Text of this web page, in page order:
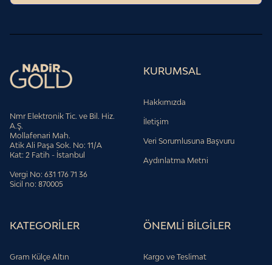
Nmr Elektronik Tic. ve Bil. Hiz.
A.Ş.
Mollafenari Mah.
Atik Ali Paşa Sok. No: 11/A
Kat: 2 Fatih - İstanbul
Vergi No: 631 176 71 36
Sicil no: 870005
KURUMSAL
Hakkımızda
İletişim
Veri Sorumlusuna Başvuru
Aydınlatma Metni
KATEGORİLER
Gram Külçe Altın
ÖNEMLİ BİLGİLER
Kargo ve Teslimat